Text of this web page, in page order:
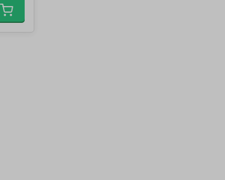
Add to cart